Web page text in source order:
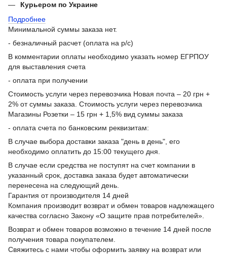
Курьером по Украине
Подробнее
Минимальной суммы заказа нет.
- безналичный расчет (оплата на р/с)
В комментарии оплаты необходимо указать номер ЕГРПОУ
для выставления счета
- оплата при получении
Стоимость услуги через перевозчика Новая почта – 20 грн +
2% от суммы заказа. Стоимость услуги через перевозчика
Магазины Розетки – 15 грн + 1,5% вид суммы заказа
- оплата счета по банковским реквизитам:
В случае выбора доставки заказа "день в день", его
необходимо оплатить до 15:00 текущего дня.
В случае если средства не поступят на счет компании в
указанный срок, доставка заказа будет автоматически
перенесена на следующий день.
Гарантия от производителя 14 дней
Компания производит возврат и обмен товаров надлежащего
качества согласно Закону «О защите прав потребителей».
Возврат и обмен товаров возможно в течение 14 дней после
получения товара покупателем.
Свяжитесь с нами чтобы оформить заявку на возврат или